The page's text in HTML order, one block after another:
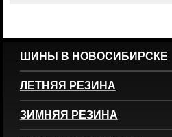
ШИНЫ В НОВОСИБИРСКЕ
ЛЕТНЯЯ РЕЗИНА
ЗИМНЯЯ РЕЗИНА